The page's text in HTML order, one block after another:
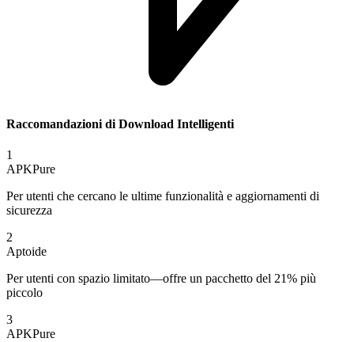
Raccomandazioni di Download Intelligenti
1
APKPure
Per utenti che cercano le ultime funzionalità e aggiornamenti di
sicurezza
2
Aptoide
Per utenti con spazio limitato—offre un pacchetto del 21% più
piccolo
3
APKPure